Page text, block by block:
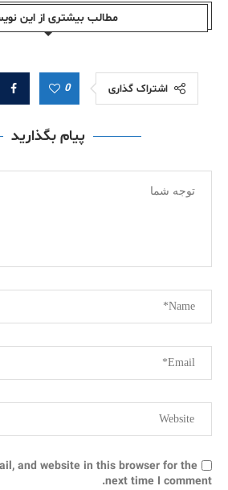
مطالب بیشتری از این
اشتراک گذاری 0
پیام بگذارید
and website in this browser for the
next time I comment.